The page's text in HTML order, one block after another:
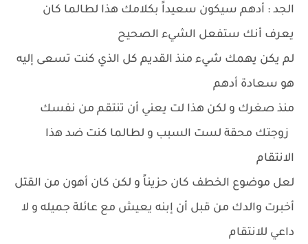
الجد : أدهم سيكون سعيداً بكلامك هذا لطالما كان
يعرف أنك ستفعل الشيء الصحيح
لم يكن يهمك شيء منذ القديم كل الذي كنت تسعى إليه
هو سعادة أدهم
منذ صغرك و لكن هذا لت يعني أن تنتقم من نفسك
زوجتك محقة لست السبب و لطالما كنت ضد هذا
الانتقام
لعل موضوع الخطف كان حزيناً و لكن كان أهون من القتل
أخبرت والدك من قبل أن إبنه يعيش مع عائلة جميله و لا
داعي للانتقام